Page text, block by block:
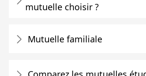
mutuelle choisir ?
Mutuelle familiale